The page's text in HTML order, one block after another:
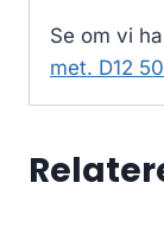
Se om vi
met. D12